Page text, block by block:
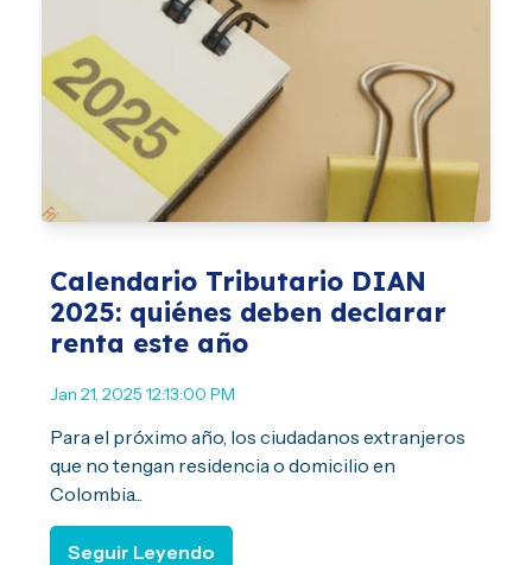
Calendario Tributario DIAN
2025: quiénes deben declarar
renta este año
Jan 21, 2025 12:13:00 PM
Para el próximo año, los ciudadanos extranjeros
que no tengan residencia o domicilio en
Colombia...
Seguir Leyendo